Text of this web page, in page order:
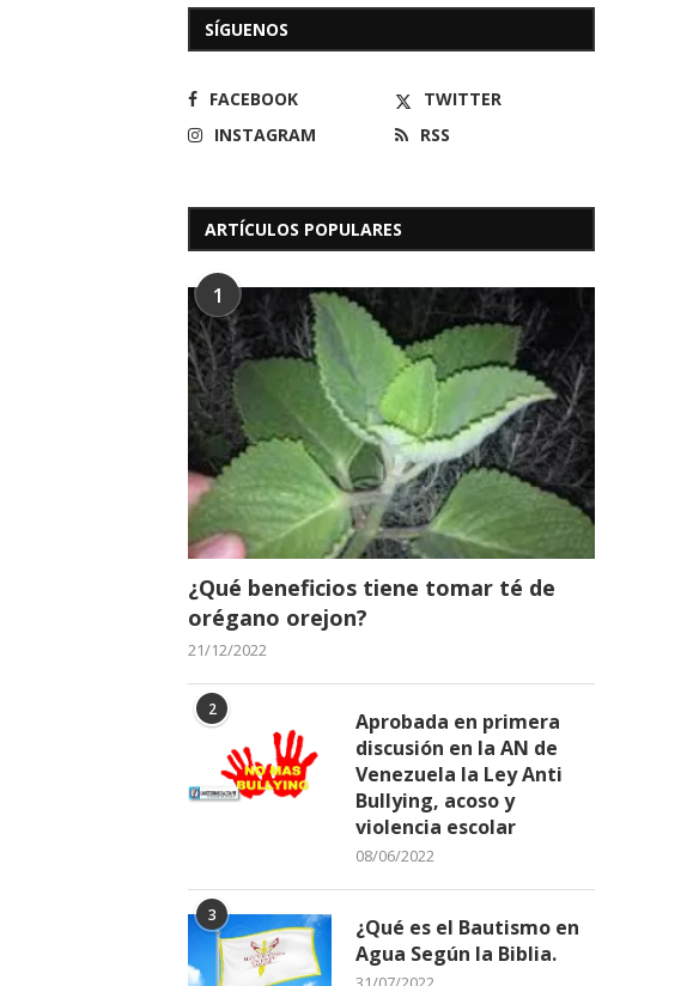
SÍGUENOS
FACEBOOK
TWITTER
INSTAGRAM
RSS
ARTÍCULOS POPULARES
1
¿Qué beneficios tiene tomar té de
orégano orejon?
21/12/2022
2
Aprobada en primera
discusión en la AN de
Venezuela la Ley Anti
Bullying, acoso y
violencia escolar
08/06/2022
3
¿Qué es el Bautismo en
Agua Según la Biblia.